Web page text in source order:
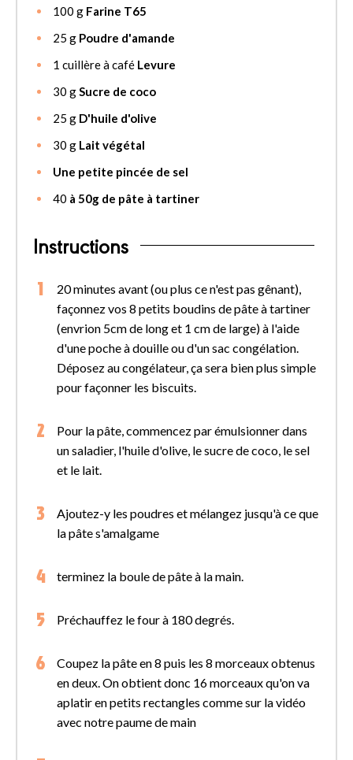
100 g Farine T65
25 g Poudre d'amande
1 cuillère à café Levure
30 gSucre de coco
25 g D'huile d'olive
30 g Lait végétal
Une petite pincée de sel
40 à 50g de pâte à tartiner
Instructions
20 minutes avant (ou plus ce n'est pas gênant),
façonnez vos 8 petits boudins de pâte à tartiner
(envrion 5cm de long et 1 cm de large) à l'aide
d'une poche à douille ou d'un sac congélation.
Déposez au congélateur, ça sera bien plus simple
pour façonner les biscuits.
Pour la pâte, commencez par émulsionner dans
un saladier, l'huile d'olive, le sucre de coco, le sel
et le lait.
Ajoutez-y les poudres et mélangez jusqu'à ce que
la pâte s'amalgame
terminez la boule de pâte à la main.
Préchauffez le four à 180 degrés.
Coupez la pâte en 8 puis les 8 morceaux obtenus
en deux. On obtient donc 16 morceaux qu'on va
aplatir en petits rectangles comme sur la vidéo
avec notre paume de main